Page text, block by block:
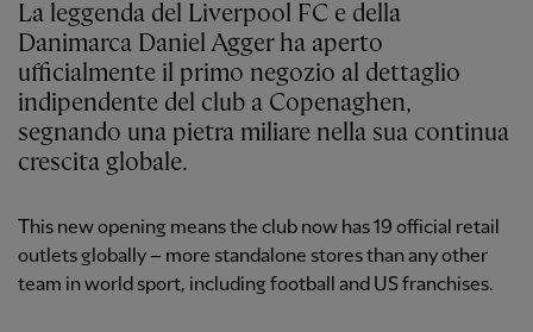
La leggenda del Liverpool FC e della
Danimarca Daniel Agger ha aperto
ufficialmente il primo negozio al dettaglio
indipendente del club a Copenaghen,
segnando una pietra miliare nella sua continua
crescita globale.
This new opening means the club now has 19 official retail
outlets globally – more standalone stores than any other
team in world sport, including football and US franchises.